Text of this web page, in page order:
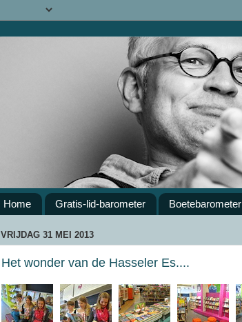
Home Gratis-lid-barometer Boetebarometer
VRIJDAG 31 MEI 2013
Het wonder van de Hasseler Es....